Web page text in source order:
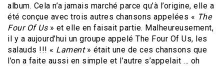
album. Cela n’a jamais marché parce qu’à l’origine, elle a
été conçue avec trois autres chansons appelées « The
Four Of Us» et elle en faisait partie. Malheureusement,
il y a aujourd’hui un groupe appelé The Four Of Us, les
salauds !!! « Lament» était une de ces chansons que
l’on a faite aussi en simple et l’autre s’appelait … oh